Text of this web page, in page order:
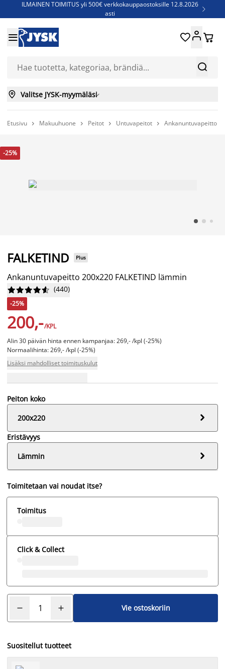
ILMAINEN TOIMITUS yli 500€ verkkokauppaostoksille 12.8.2026
asti

Jenkkisänkyjä - Säästä jopa 60%


 
 Valitse JYSK-myymäläsi
Etusivu  Makuuhuone  Peitot  Untuvapeitot  Ankanuntuvapeitto
-25%
FALKETIND Plus
Ankanuntuvapeitto 200x220 FALKETIND lämmin





 (440)
-25%
200,-/KPL
Alin 30 päivän hinta ennen kampanjaa: 269,- /kpl (-25%)
Normaalihinta: 269,- /kpl (-25%)
Lisäksi mahdolliset toimituskulut
Peiton koko
200x220

Eristävyys
Lämmin

Toimitetaan vai noudat itse?
Toimitus
Click & Collect
Vie ostoskoriin
Suositellut tuotteet